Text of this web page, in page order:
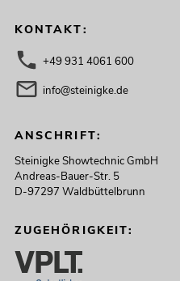
KONTAKT:
+49 931 4061 600
info@steinigke.de
ANSCHRIFT:
Steinigke Showtechnic GmbH
Andreas-Bauer-Str. 5
D-97297 Waldbüttelbrunn
ZUGEHÖRIGKEIT: